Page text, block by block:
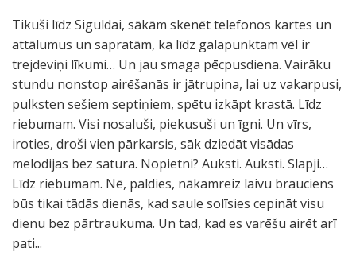
Tikuši līdz Siguldai, sākām skenēt telefonos kartes un
attālumus un sapratām, ka līdz galapunktam vēl ir
trejdeviņi līkumi… Un jau smaga pēcpusdiena. Vairāku
stundu nonstop airēšanās ir jātrupina, lai uz vakarpusi,
pulksten sešiem septiņiem, spētu izkāpt krastā. Līdz
riebumam. Visi nosaluši, piekusuši un īgni. Un vīrs,
iroties, droši vien pārkarsis, sāk dziedāt visādas
melodijas bez satura. Nopietni? Auksti. Auksti. Slapji…
Līdz riebumam. Nē, paldies, nākamreiz laivu brauciens
būs tikai tādās dienās, kad saule solīsies cepināt visu
dienu bez pārtraukuma. Un tad, kad es varēšu airēt arī
pati...